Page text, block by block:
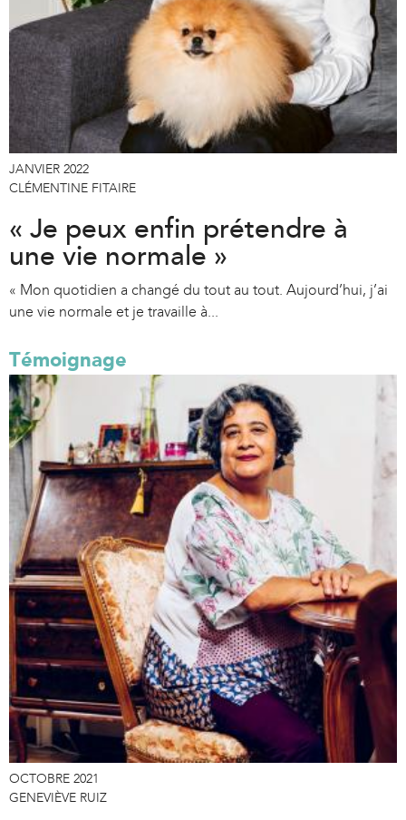
JANVIER 2022
CLÉMENTINE FITAIRE
« Je peux enfin prétendre à
une vie normale »
« Mon quotidien a changé du tout au tout. Aujourd’hui, j’ai
une vie normale et je travaille à...
Témoignage
OCTOBRE 2021
GENEVIÈVE RUIZ